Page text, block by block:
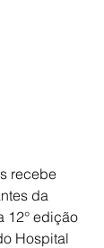
recebe
da
12° edição
Hospital